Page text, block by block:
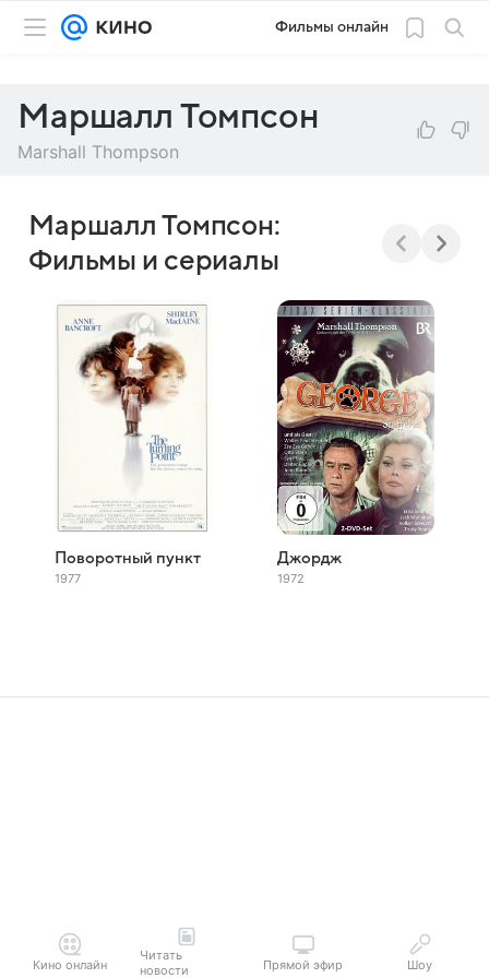
Фильмы онлайн
Маршалл Томпсон
Marshall Thompson
Маршалл Томпсон:
Фильмы и сериалы
Поворотный пункт
1977
Джордж
1972
Кино онлайн
Читать
новости
Прямой эфир Шоу